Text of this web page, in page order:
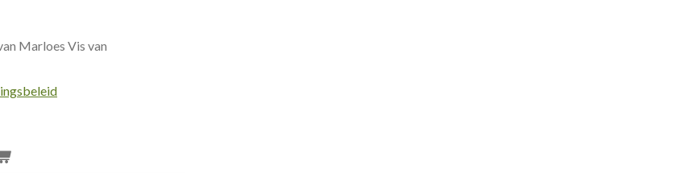
Marloes Vis van